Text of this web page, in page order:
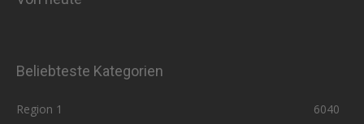
Beliebteste Kategorien
Region 1
6040